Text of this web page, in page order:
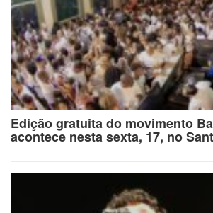
Edição gratuita do movimento
acontece nesta sexta, 17, no